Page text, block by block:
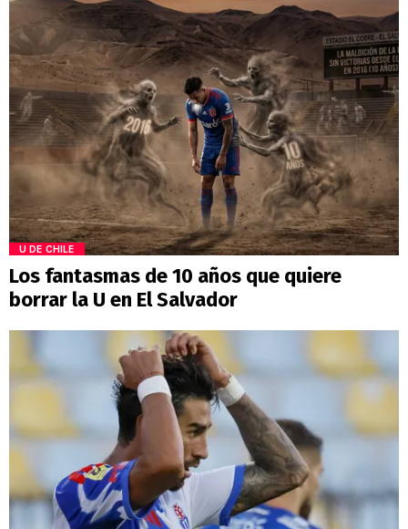
U DE CHILE
Los fantasmas de 10 años que quiere
borrar la U en El Salvador